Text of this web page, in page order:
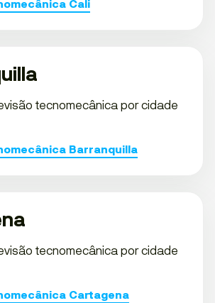
Cali
tecnomecânica por cidade
Barranquilla
tecnomecânica por cidade
Cartagena